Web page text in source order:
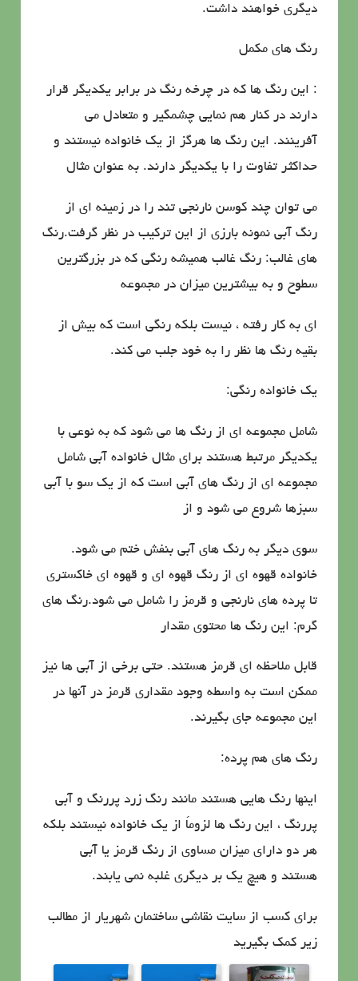
دیگری خواهند داشت.
رنگ های مكمل
: این رنگ ها كه در چرخه رنگ در برابر یكدیگر قرار
دارند در كنار هم نمایی چشمگیر و متعادل می
آفرینند. این رنگ ها هرگز از یك خانواده نیستند و
حداكثر تفاوت را با یكدیگر دارند. به عنوان مثال
می توان چند كوسن نارنجی تند را در زمینه ای از
رنگ آبی نمونه بارزی از این تركیب در نظر گرفت.رنگ
های غالب: رنگ غالب همیشه رنگی كه در بزرگترین
سطوح و به بیشترین میزان در مجموعه
ای به كار رفته ، نیست بلكه رنگی است كه بیش از
بقیه رنگ ها نظر را به خود جلب می كند.
یك خانواده رنگی:
شامل مجموعه ای از رنگ ها می شود كه به نوعی با
یكدیگر مرتبط هستند برای مثال خانواده آبی شامل
مجموعه ای از رنگ های آبی است كه از یك سو با آبی
سبزها شروع می شود و از
سوی دیگر به رنگ های آبی بنفش ختم می شود.
خانواده قهوه ای از رنگ قهوه ای و قهوه ای خاكستری
تا پرده های نارنجی و قرمز را شامل می شود.رنگ های
گرم: این رنگ ها محتوی مقدار
قابل ملاحظه ای قرمز هستند. حتی برخی از آبی ها نیز
ممكن است به واسطه وجود مقداری قرمز در آنها در
این مجموعه جای بگیرند.
رنگ های هم پرده:
اینها رنگ هایی هستند مانند رنگ زرد پررنگ و آبی
پررنگ ، این رنگ ها لزوماً از یك خانواده نیستند بلكه
هر دو دارای میزان مساوی از رنگ قرمز یا آبی
هستند و هیچ یك بر دیگری غلبه نمی یابند.
برای کسب از سایت نقاشی ساختمان شهریار از مطالب
زیر کمک بگیرید